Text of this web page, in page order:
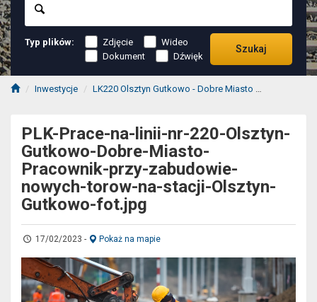
Typ plików: Zdjęcie
Wideo
Dokument
Dźwięk
Szukaj
Inwestycje LK220 Olsztyn Gutkowo - Dobre Miasto
PLK-Prace-na-linii-nr-220-Olsztyn-
Gutkowo-Dobre-Miasto-
Pracownik-przy-zabudowie-
nowych-torow-na-stacji-Olsztyn-
Gutkowo-fot.jpg
17/02/2023 - Pokaż na mapie